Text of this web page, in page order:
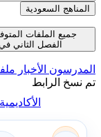
المناهج السعودية
جميع الملفات
الفصل الثاني في
المدرسون الأخبار
تم نسخ الرابط
الأكاديمية